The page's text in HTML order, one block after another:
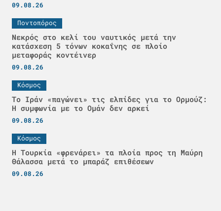
09.08.26
Ποντοπόρος
Νεκρός στο κελί του ναυτικός μετά την
κατάσχεση 5 τόνων κοκαΐνης σε πλοίο
μεταφοράς κοντέινερ
09.08.26
Κόσμος
Το Ιράν «παγώνει» τις ελπίδες για το Ορμούζ:
Η συμφωνία με το Ομάν δεν αρκεί
09.08.26
Κόσμος
Η Τουρκία «φρενάρει» τα πλοία προς τη Μαύρη
Θάλασσα μετά το μπαράζ επιθέσεων
09.08.26